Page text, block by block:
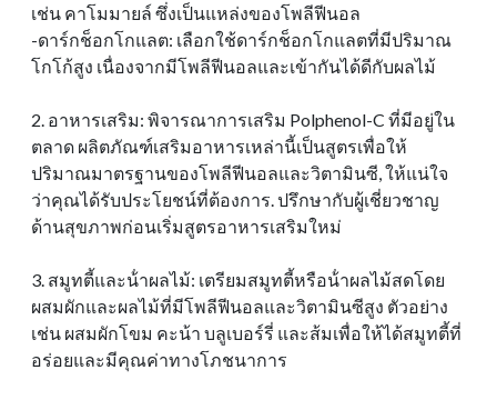
เช่น คาโมมายล์ ซึ่งเป็นแหล่งของโพลีฟีนอล
-ดาร์กช็อกโกแลต: เลือกใช้ดาร์กช็อกโกแลตที่มีปริมาณ
โกโก้สูง เนื่องจากมีโพลีฟีนอลและเข้ากันได้ดีกับผลไม้
2. อาหารเสริม: พิจารณาการเสริม Polphenol-C ที่มีอยู่ใน
ตลาด ผลิตภัณฑ์เสริมอาหารเหล่านี้เป็นสูตรเพื่อให้
ปริมาณมาตรฐานของโพลีฟีนอลและวิตามินซี, ให้แน่ใจ
ว่าคุณได้รับประโยชน์ที่ต้องการ. ปรึกษากับผู้เชี่ยวชาญ
ด้านสุขภาพก่อนเริ่มสูตรอาหารเสริมใหม่
3. สมูทตี้และน้ําผลไม้: เตรียมสมูทตี้หรือน้ําผลไม้สดโดย
ผสมผักและผลไม้ที่มีโพลีฟีนอลและวิตามินซีสูง ตัวอย่าง
เช่น ผสมผักโขม คะน้า บลูเบอร์รี่ และส้มเพื่อให้ได้สมูทตี้ที่
อร่อยและมีคุณค่าทางโภชนาการ